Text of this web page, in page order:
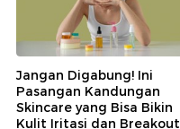
Jangan Digabung! Ini
Pasangan Kandungan
Skincare yang Bisa Bikin
Kulit Iritasi dan Breakout